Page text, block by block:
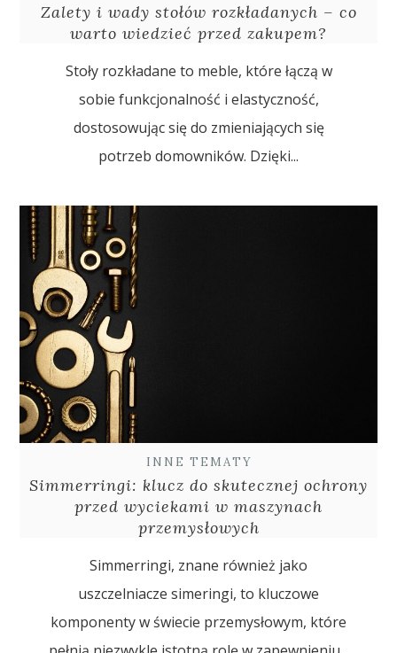
Zalety i wady stołów rozkładanych – co
warto wiedzieć przed zakupem?
Stoły rozkładane to meble, które łączą w
sobie funkcjonalność i elastyczność,
dostosowując się do zmieniających się
potrzeb domowników. Dzięki...
INNE TEMATY
Simmerringi: klucz do skutecznej ochrony
przed wyciekami w maszynach
przemysłowych
Simmerringi, znane również jako
uszczelniacze simeringi, to kluczowe
komponenty w świecie przemysłowym, które